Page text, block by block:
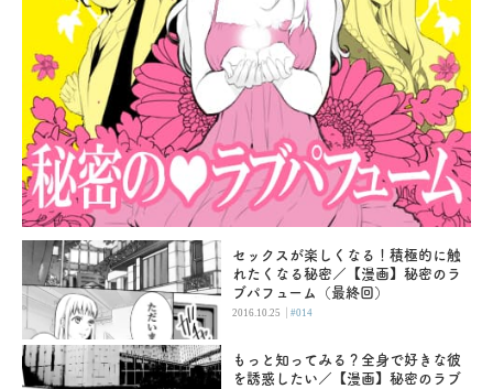
セックスが楽しくなる！積極的に触
れたくなる秘密／【漫画】秘密のラ
ブパフューム（最終回）
2016.10.25 |#014
もっと知ってみる？全身で好きな彼
を誘惑したい／【漫画】秘密のラブ